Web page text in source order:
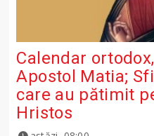
Calendar
Apostol Matia;
care au pătimit
Hristos